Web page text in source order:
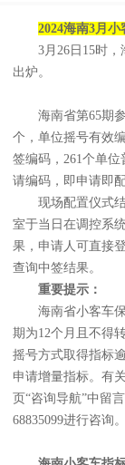
2024海南3月
3月26日15时，
出炉。
海南省第65期
个，单位摇号有效
签编码，261个单
请编码，即申请即
现场配置仪式
室于当日在调控系
果，申请人可直接
查询中签结果。
重要提示：
海南省小客车
期为12个月且不得
摇号方式取得指标
申请增量指标。有
页“咨询导航”中留
68835099进行咨询。